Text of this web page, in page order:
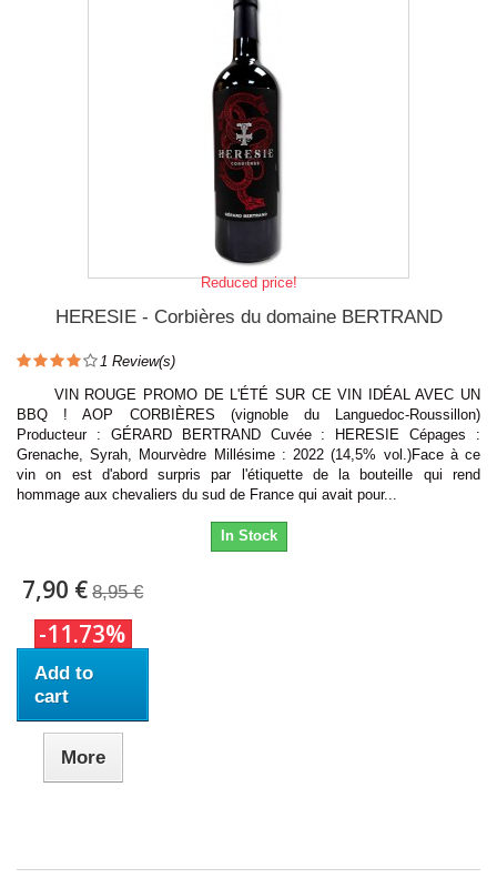
Reduced price!
HERESIE - Corbières du domaine BERTRAND
1 Review(s)
VIN ROUGE PROMO DE L'ÉTÉ SUR CE VIN IDÉAL AVEC UN
BBQ ! AOP CORBIÈRES (vignoble du Languedoc-Roussillon)
Producteur : GÉRARD BERTRAND Cuvée : HERESIE Cépages :
Grenache, Syrah, Mourvèdre Millésime : 2022 (14,5% vol.)Face à ce
vin on est d'abord surpris par l'étiquette de la bouteille qui rend
hommage aux chevaliers du sud de France qui avait pour...
In Stock
7,90 € 8,95 €
-11.73%
Add to
cart
More